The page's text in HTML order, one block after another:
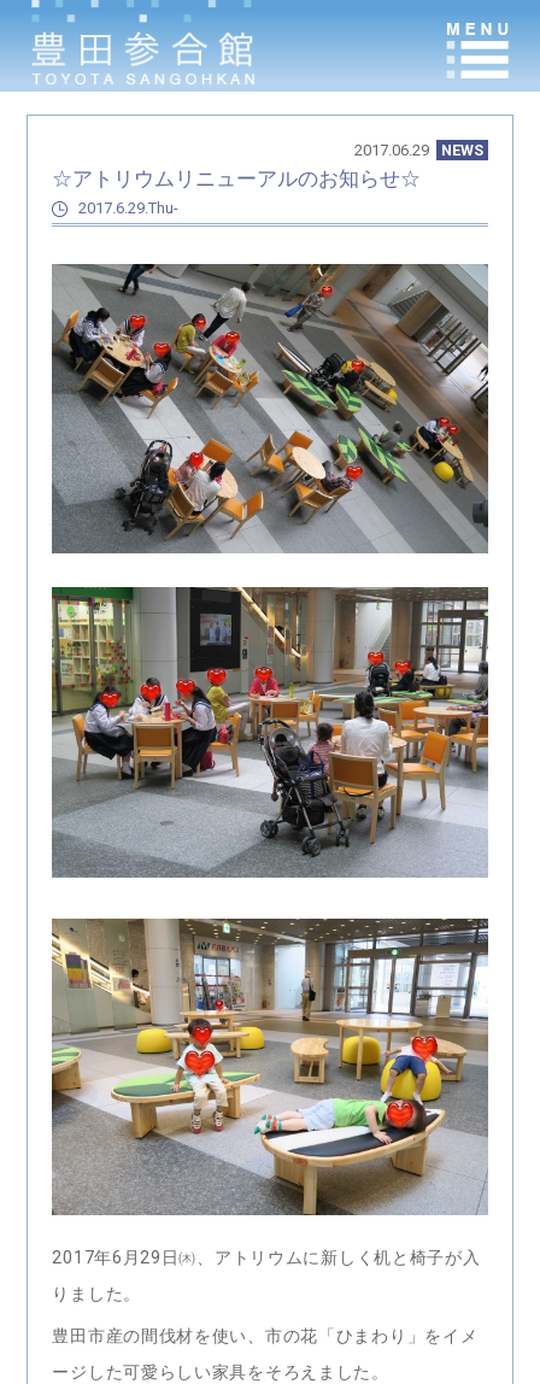
NEWS
2017.06.29
☆アトリウムリニューアルのお知らせ☆
2017.6.29.Thu-
2017年6月29日㈭、アトリウムに新しく机と椅子が入
りました。
豊田市産の間伐材を使い、市の花「ひまわり」をイメ
ージした可愛らしい家具をそろえました。